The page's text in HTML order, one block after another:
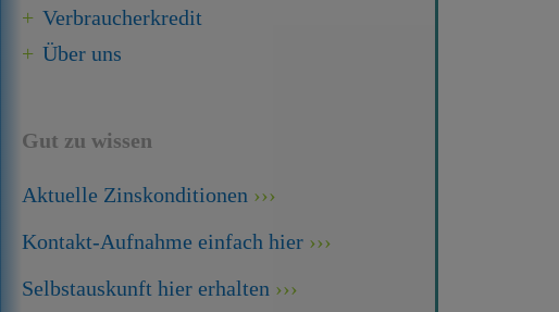
Verbraucherkredit
Über uns
Gut zu wissen
Aktuelle Zinskonditionen
Kontakt-Aufnahme einfach hier
Selbstauskunft hier erhalten